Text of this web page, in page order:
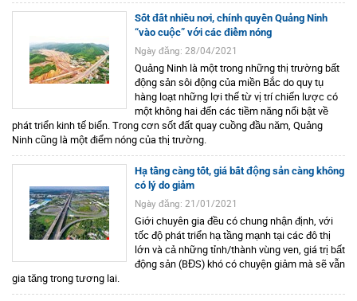
Sốt đất nhiều nơi, chính quyền Quảng Ninh
“vào cuộc” với các điểm nóng
Ngày đăng: 28/04/2021
Quảng Ninh là một trong những thị trường bất
động sản sôi động của miền Bắc do quy tụ
hàng loạt những lợi thế từ vị trí chiến lược có
một không hai đến các tiềm năng nổi bật về
phát triển kinh tế biển. Trong cơn sốt đất quay cuồng đầu năm, Quảng
Ninh cũng là một điểm nóng của thị trường.
Hạ tầng càng tốt, giá bất động sản càng không
có lý do giảm
Ngày đăng: 21/01/2021
Giới chuyên gia đều có chung nhận định, với
tốc độ phát triển hạ tầng mạnh tại các đô thị
lớn và cả những tỉnh/thành vùng ven, giá trị bất
động sản (BĐS) khó có chuyện giảm mà sẽ vẫn
gia tăng trong tương lai.